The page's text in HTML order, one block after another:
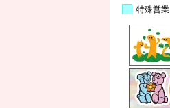
特殊営業